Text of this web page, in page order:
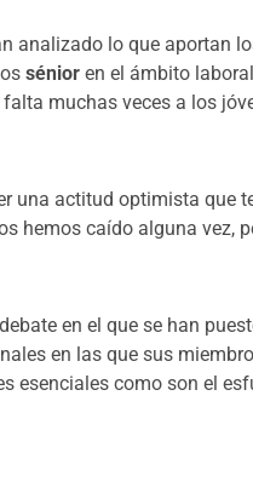
analizado lo que aportan
sénior en el ámbito
muchas veces a los
una actitud optimista que
hemos caído alguna vez,
en el que se han
en las que sus
esenciales como son el